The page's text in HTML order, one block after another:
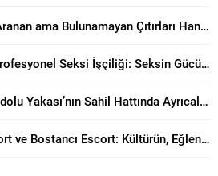
Anadolu Yakasının Aranan ama Bulunamayan Çıtırları Hangi Sitelerde? Seçerken Dikkat Edilecekler
Maltepe Escort ve Profesyonel Seksi İşçiliği: Seksin Gücünün Yanında Kaliteli Keyif Rehberi
Kartal Escort ve Anadolu Yakası’nın Sahil Hattında Ayrıcalıklı Buluşmalar Konusunda Öne Çıkan Detaylar
Güncel Kadıköy Escort ve Bostancı Escort: Kültürün, Eğlencenin ve Prestijin Buluşma Noktası Rehberi